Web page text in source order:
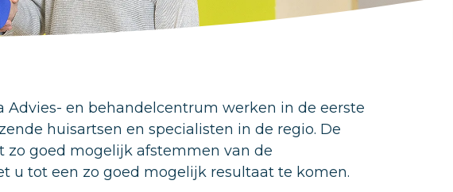
Advies- en behandelcentrum werken in de eerste
huisartsen en specialisten in de regio. De
goed mogelijk afstemmen van de
u tot een zo goed mogelijk resultaat te komen.